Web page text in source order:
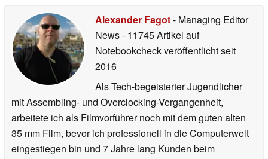
Alexander Fagot- Managing Editor
News- 11745 Artikel auf
Notebookcheck veröffentlichtseit
2016
Als Tech-begeisterter Jugendlicher
mit Assembling- und Overclocking-Vergangenheit,
arbeitete ich als Filmvorführer noch mit dem guten alten
35 mm Film, bevor ich professionell in die Computerwelt
eingestiegen bin und 7 Jahre lang Kunden beim